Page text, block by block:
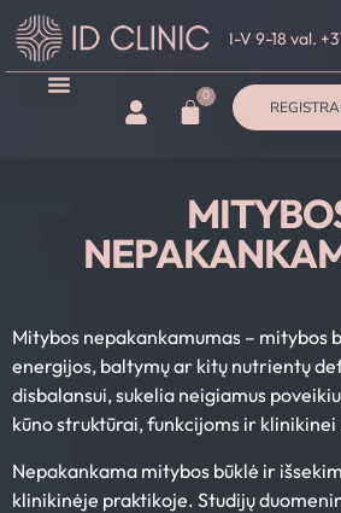
I-V 9-18 val.
0
Mitybos nepakankamumas – mitybos
energijos, baltymų ar kitų nutrientų
disbalansui, sukelia neigiamus
kūno struktūrai, funkcijoms ir klinikinei
Nepakankama mitybos būklė ir
klinikinėje praktikoje. Studijų